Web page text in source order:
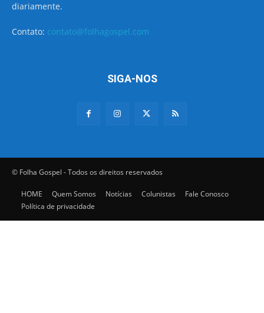
diariamente.
Contato: contato@folhagospel.com
SIGA-NOS
© Folha Gospel - Todos os direitos reservados
HOME Quem Somos Notícias Colunistas
Fale Conosco
Política de privacidade